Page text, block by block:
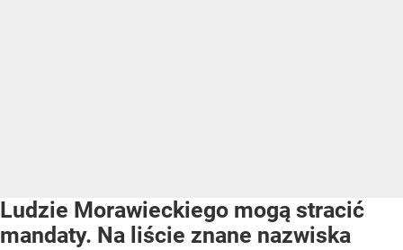
Ludzie Morawieckiego mogą stracić
mandaty. Na liście znane nazwiska